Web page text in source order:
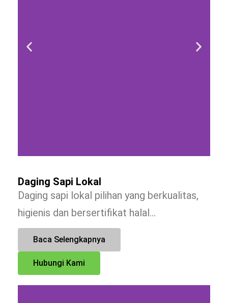
Daging Sapi Lokal
Daging sapi lokal pilihan yang berkualitas,
higienis dan bersertifikat halal…
Baca Selengkapnya
Hubungi Kami